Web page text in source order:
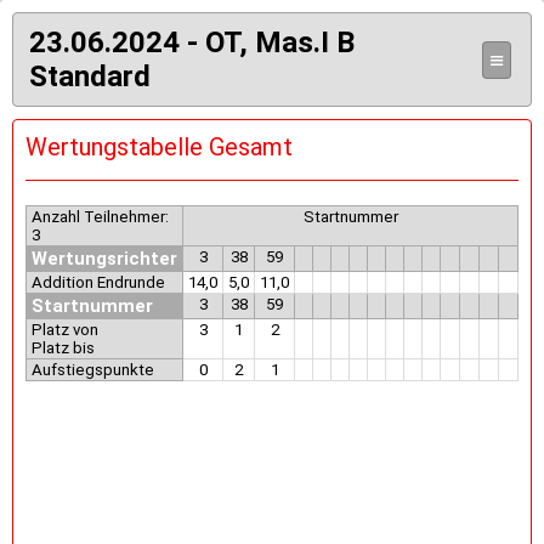
23.06.2024 - OT, Mas.I B
Standard
≡
Wertungstabelle Gesamt
Anzahl Teilnehmer:
3
Startnummer
Wertungsrichter 3 38
59
Addition Endrunde
14,0 5,0 11,0
Startnummer 3 38
59
Platz von
Platz bis
3 1 2
Aufstiegspunkte 0 2 1